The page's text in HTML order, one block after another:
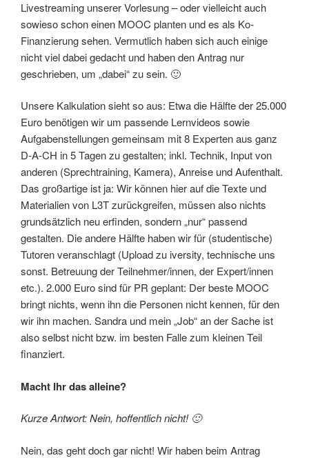
Livestreaming unserer Vorlesung – oder vielleicht auch
sowieso schon einen MOOC planten und es als Ko-
Finanzierung sehen. Vermutlich haben sich auch einige
nicht viel dabei gedacht und haben den Antrag nur
geschrieben, um „dabei“ zu sein. 🙂
Unsere Kalkulation sieht so aus: Etwa die Hälfte der 25.000
Euro benötigen wir um passende Lernvideos sowie
Aufgabenstellungen gemeinsam mit 8 Experten aus ganz
D-A-CH in 5 Tagen zu gestalten; inkl. Technik, Input von
anderen (Sprechtraining, Kamera), Anreise und Aufenthalt.
Das großartige ist ja: Wir können hier auf die Texte und
Materialien von L3T zurückgreifen, müssen also nichts
grundsätzlich neu erfinden, sondern „nur“ passend
gestalten. Die andere Hälfte haben wir für (studentische)
Tutoren veranschlagt (Upload zu iversity, technische uns
sonst. Betreuung der Teilnehmer/innen, der Expert/innen
etc.). 2.000 Euro sind für PR geplant: Der beste MOOC
bringt nichts, wenn ihn die Personen nicht kennen, für den
wir ihn machen. Sandra und mein „Job“ an der Sache ist
also selbst nicht bzw. im besten Falle zum kleinen Teil
finanziert.
Macht Ihr das alleine?
Kurze Antwort: Nein, hoffentlich nicht! 🙂
Nein, das geht doch gar nicht! Wir haben beim Antrag